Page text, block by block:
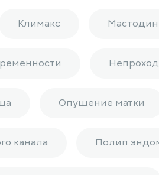
Климакс
Опущение матки
канала Полип